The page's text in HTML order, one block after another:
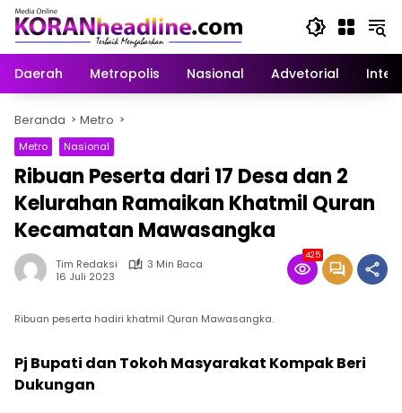
Langsung
konten
Daerah
Metropolis Nasional Advetorial
Beranda Metro
Metro Nasional
Ribuan Peserta dari 17 Desa dan 2
Kelurahan Ramaikan Khatmil Quran
Kecamatan Mawasangka
Tim Redaksi
3 Min Baca
16 Juli 2023
425
Ribuan peserta hadiri khatmil Quran Mawasangka.
Pj Bupati dan Tokoh Masyarakat Kompak Beri
Dukungan